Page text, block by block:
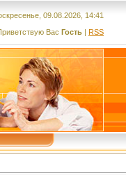
09.08.2026, 14:41
Вас Гость | RSS